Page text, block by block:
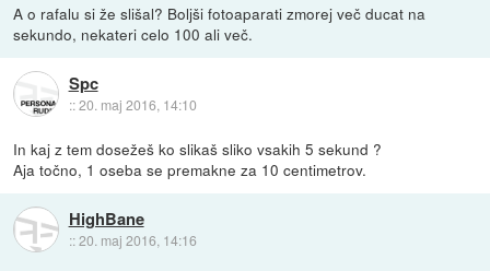
A o rafalu si že slišal? Boljši fotoaparati zmorej več ducat na
sekundo, nekateri celo 100 ali več.
Spc
::20. maj 2016, 14:10
In kaj z tem dosežeš ko slikaš sliko vsakih 5 sekund ?
Aja točno, 1 oseba se premakne za 10 centimetrov.
HighBane
::20. maj 2016, 14:16